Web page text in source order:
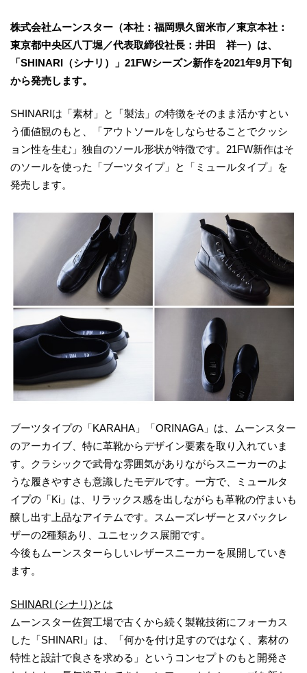
株式会社ムーンスター（本社：福岡県久留米市／東京本社：
東京都中央区八丁堀／代表取締役社長：井田 祥一）は、
「SHINARI（シナリ）」21FWシーズン新作を2021年9月下旬
から発売します。
SHINARIは「素材」と「製法」の特徴をそのまま活かすとい
う価値観のもと、「アウトソールをしならせることでクッシ
ョン性を生む」独自のソール形状が特徴です。21FW新作はそ
のソールを使った「ブーツタイプ」と「ミュールタイプ」を
発売します。
ブーツタイプの「KARAHA」「ORINAGA」は、ムーンスター
のアーカイブ、特に革靴からデザイン要素を取り入れていま
す。クラシックで武骨な雰囲気がありながらスニーカーのよ
うな履きやすさも意識したモデルです。一方で、ミュールタ
イプの「Ki」は、リラックス感を出しながらも革靴の佇まいも
醸し出す上品なアイテムです。スムーズレザーとヌバックレ
ザーの2種類あり、ユニセックス展開です。
今後もムーンスターらしいレザースニーカーを展開していき
ます。
SHINARI (シナリ)とは
ムーンスター佐賀工場で古くから続く製靴技術にフォーカス
した「SHINARI」は、「何かを付け足すのではなく、素材の
特性と設計で良さを求める」というコンセプトのもと開発さ